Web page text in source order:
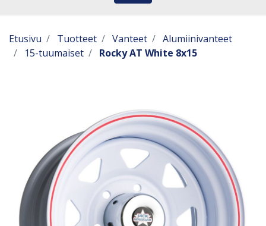
Etusivu Tuotteet Vanteet
Alumiinivanteet
15-tuumaiset
Rocky AT White 8x15